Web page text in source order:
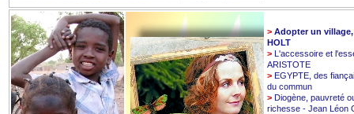
> Adopter un
HOLT
> L'accessoire et
ARISTOTE
> EGYPTE, des
du commun
> Diogène, pauvreté
richesse - Jean Léon